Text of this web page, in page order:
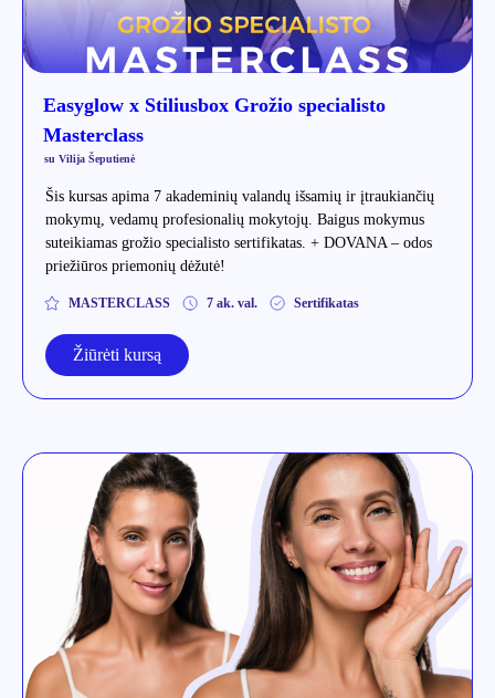
Easyglow x Stiliusbox Grožio specialisto
Masterclass
su Vilija Šeputienė
Šis kursas apima 7 akademinių valandų išsamių ir įtraukiančių
mokymų, vedamų profesionalių mokytojų. Baigus mokymus
suteikiamas grožio specialisto sertifikatas. + DOVANA – odos
priežiūros priemonių dėžutė!
MASTERCLASS 7 ak. val. Sertifikatas
Žiūrėti kursą